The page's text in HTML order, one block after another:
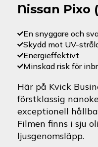
Nissan Pixo
En snyggare och
Skydd mot UV-
Energieffektivt
Minskad risk för
Här på Kvick
förstklassig
exceptionell
Filmen finns i sju
ljusgenomsläpp.